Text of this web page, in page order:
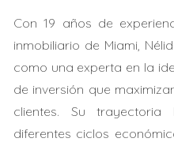
tranquilo. La distancia
tráfico, pero generalmente
Esta cercanía permite a
comodidades urbanas sin
comunitario que ofrece
Con 19 años de
inmobiliario de Miami,
como una experta en la
de inversión que
clientes. Su
diferentes ciclos